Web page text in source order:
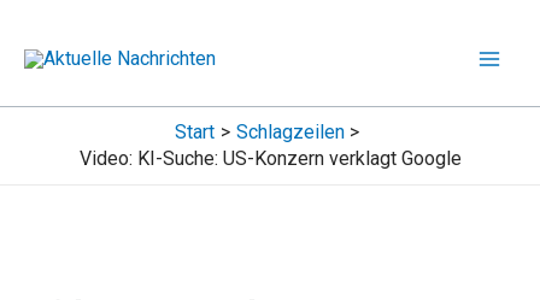
Start
Schlagzeilen
Video: KI-Suche: US-Konzern verklagt Google